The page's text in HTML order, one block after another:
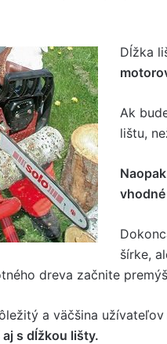
Dĺžka
Ak
lištu,
šírke,
dreva začnite
a väčšina
s dĺžkou lišty.